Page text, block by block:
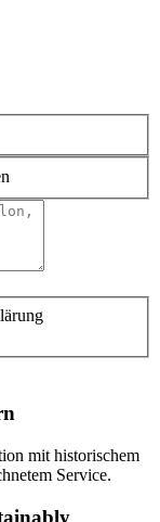
mit historischem
Service.